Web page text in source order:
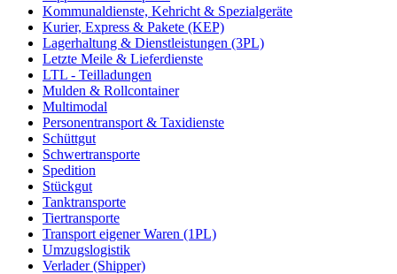
Kommunaldienste, Kehricht & Spezialgeräte
Kurier, Express & Pakete (KEP)
Lagerhaltung & Dienstleistungen (3PL)
Letzte Meile & Lieferdienste
LTL - Teilladungen
Mulden & Rollcontainer
Multimodal
Personentransport & Taxidienste
Schüttgut
Schwertransporte
Spedition
Stückgut
Tanktransporte
Tiertransporte
Transport eigener Waren (1PL)
Umzugslogistik
Verlader (Shipper)